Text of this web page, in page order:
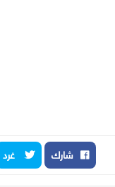
شارك غرد